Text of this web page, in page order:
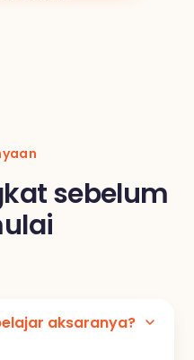
sebelum
aksaranya?